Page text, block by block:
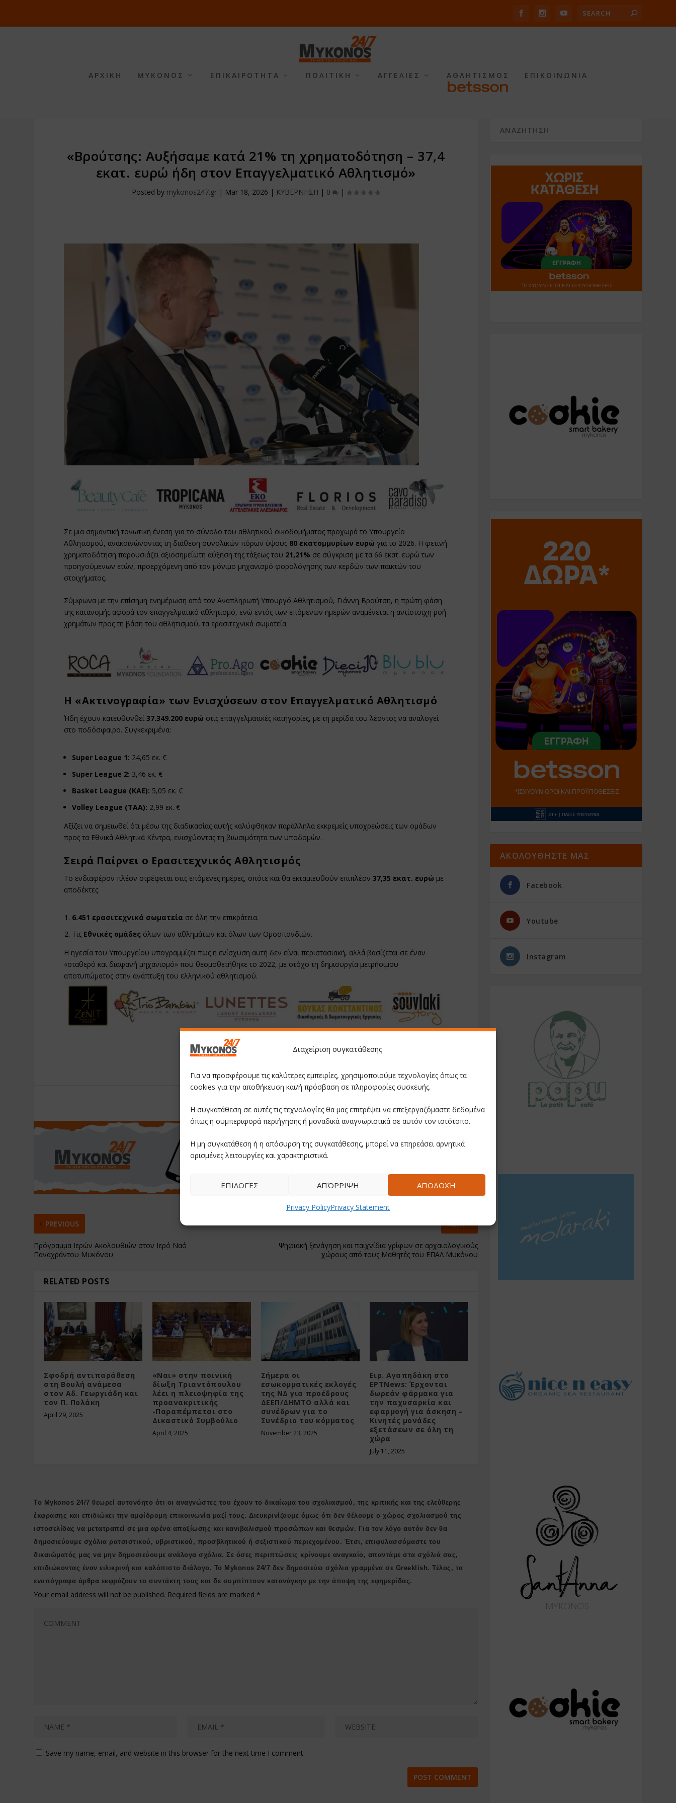
Διαχείριση συγκατάθεσης
Για να προσφέρουμε τις καλύτερες εμπειρίες, χρησιμοποιούμε τεχνολογίες όπως τα
cookies για την αποθήκευση και/ή πρόσβαση σε πληροφορίες συσκευής.
Η συγκατάθεση σε αυτές τις τεχνολογίες θα μας επιτρέψει να επεξεργαζόμαστε δεδομένα
όπως η συμπεριφορά περιήγησης ή μοναδικά αναγνωριστικά σε αυτόν τον ιστότοπο.
Η μη συγκατάθεση ή η απόσυρση της συγκατάθεσης, μπορεί να επηρεάσει αρνητικά
ορισμένες λειτουργίες και χαρακτηριστικά.
ΑΠΟΔΟΧΉ
ΑΠΌΡΡΙΨΗ
ΕΠΙΛΟΓΈΣ
Privacy PolicyPrivacy Statement
ΑΡΧΙΚΗ ΜΥΚΟΝΟΣ ΕΠΙΚΑΙΡΟΤΗΤΑ ΠΟΛΙΤΙΚΗ ΑΓΓΕΛΙΕΣ ΑΘΛΗΤΙΣΜΟΣ ΕΠΙΚΟΙΝΩΝΙΑ
«Βρούτσης: Αυξήσαμε κατά 21% τη χρηματοδότηση – 37,4
εκατ. ευρώ ήδη στον Επαγγελματικό Αθλητισμό»
Posted by mykonos247.gr | Mar 18, 2026 | ΚΥΒΕΡΝΗΣΗ | 0 |
Σε μια σημαντική τονωτική ένεση για το σύνολο του αθλητικού οικοδομήματος προχωρά το Υπουργείο
Αθλητισμού, ανακοινώνοντας τη διάθεση συνολικών πόρων ύψους 80 εκατομμυρίων ευρώ για το 2026. Η φετινή
χρηματοδότηση παρουσιάζει αξιοσημείωτη αύξηση της τάξεως του 21,21% σε σύγκριση με τα 66 εκατ. ευρώ των
προηγούμενων ετών, προερχόμενη από τον μόνιμο μηχανισμό φορολόγησης των κερδών των παικτών του
στοιχήματος.
Σύμφωνα με την επίσημη ενημέρωση από τον Αναπληρωτή Υπουργό Αθλητισμού, Γιάννη Βρούτση, η πρώτη φάση
της κατανομής αφορά τον επαγγελματικό αθλητισμό, ενώ εντός των επόμενων ημερών αναμένεται η αντίστοιχη ροή
χρημάτων προς τη βάση του αθλητισμού, τα ερασιτεχνικά σωματεία.
Η «Ακτινογραφία» των Ενισχύσεων στον Επαγγελματικό Αθλητισμό
Ήδη έχουν κατευθυνθεί37.349.200 ευρώ στις επαγγελματικές κατηγορίες, με τη μερίδα του λέοντος να αναλογεί
στο ποδόσφαιρο. Συγκεκριμένα:
Super League 1: 24,65 εκ. €
Super League 2: 3,46 εκ. €
Basket League (ΚΑΕ): 5,05 εκ. €
Volley League (ΤΑΑ): 2,99 εκ. €
Αξίζει να σημειωθεί ότι μέσω της διαδικασίας αυτής καλύφθηκαν παράλληλα εκκρεμείς υποχρεώσεις των ομάδων
προς τα Εθνικά Αθλητικά Κέντρα, ενισχύοντας τη βιωσιμότητα των υποδομών.
Σειρά Παίρνει ο Ερασιτεχνικός Αθλητισμός
Το ενδιαφέρον πλέον στρέφεται στις επόμενες ημέρες, οπότε και θα εκταμιευθούν επιπλέον37,35 εκατ. ευρώ με
αποδέκτες:
6.451 ερασιτεχνικά σωματεία σε όλη την επικράτεια.
Τις Εθνικές ομάδες όλων των αθλημάτων και όλων των Ομοσπονδιών.
Η ηγεσία του Υπουργείου υπογραμμίζει πως η ενίσχυση αυτή δεν είναι περιστασιακή, αλλά βασίζεται σε έναν
«σταθερό και διαφανή μηχανισμό» που θεσμοθετήθηκε το 2022, με στόχο τη δημιουργία μετρήσιμου
αποτυπώματος στην ανάπτυξη του ελληνικού αθλητισμού.
PREVIOUS
Πρόγραμμα Ιερών Ακολουθιών στον Ιερό Ναό
Παναχράντου Μυκόνου
NEXT
Ψηφιακή ξενάγηση και παιχνίδια γρίφων σε αρχαιολογικούς
χώρους από τους Μαθητές του ΕΠΑΛ Μυκόνου
RELATED POSTS
Σφοδρή αντιπαράθεση
στη Βουλή ανάμεσα
στον Αδ. Γεωργιάδη και
τον Π. Πολάκη
April 29, 2025
«Ναι» στην ποινική
δίωξη Τριαντόπουλου
λέει η πλειοψηφία της
προανακριτικής
-Παραπέμπεται στο
Δικαστικό Συμβούλιο
April 4, 2025
Σήμερα οι
εσωκομματικές εκλογές
της ΝΔ για προέδρους
ΔΕΕΠ/ΔΗΜΤΟ αλλά και
συνέδρων για το
Συνέδριο του κόμματος
November 23, 2025
Ειρ. Αγαπηδάκη στο
ΕΡΤNews: Έρχονται
δωρεάν φάρμακα για
την παχυσαρκία και
εφαρμογή για άσκηση –
Κινητές μονάδες
εξετάσεων σε όλη τη
χώρα
July 11, 2025
Το Mykonos 24/7 θεωρεί αυτονόητο ότι οι αναγνώστες του έχουν το δικαίωμα του σχολιασμού, της κριτικής και της ελεύθερης
έκφρασης και επιδιώκει την αμφίδρομη επικοινωνία μαζί τους. Διευκρινίζουμε όμως ότι δεν θέλουμε ο χώρος σχολιασμού της
ιστοσελίδας να μετατραπεί σε μια αρένα απαξίωσης και κανιβαλισμού προσώπων και θεσμών. Για τον λόγο αυτόν δεν θα
δημοσιεύουμε σχόλια ρατσιστικού, υβριστικού, προσβλητικού ή σεξιστικού περιεχομένου. Έτσι, επιφυλασσόμαστε του
δικαιώματός μας να μην δημοσιεύουμε ανάλογα σχόλια. Σε όσες περιπτώσεις κρίνουμε αναγκαίο, απαντάμε στα σχόλιά σας,
επιδιώκοντας έναν ειλικρινή και καλόπιστο διάλογο. Το Μykonos 24/7 δεν δημοσιεύει σχόλια γραμμένα σε Greeklish. Τέλος, τα
ενυπόγραφα άρθρα εκφράζουν το συντάκτη τους και δε συμπίπτουν κατανάγκην με την άποψη της εφημερίδας.
Your email address will not be published. Required fields are marked *
Save my name, email, and website in this browser for the next time I comment.
ΑΚΟΛΟΥΘΗΣΤΕ ΜΑΣ
Facebook
Youtube
Instagram